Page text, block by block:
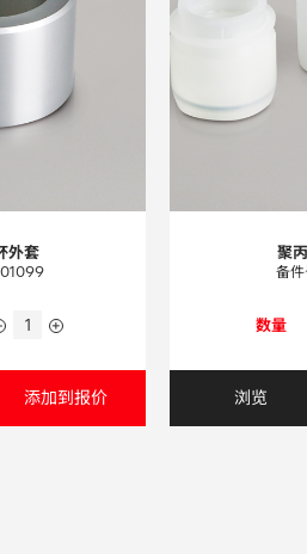
外套
添加到报价
聚
备件
数量
浏览